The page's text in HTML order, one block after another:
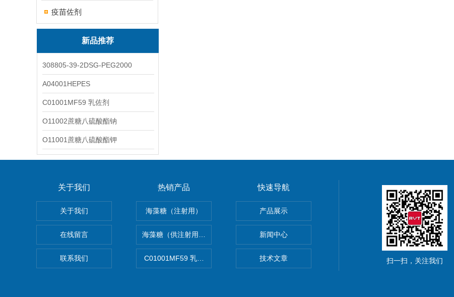
疫苗佐剂
新品推荐
308805-39-2DSG-PEG2000
A04001HEPES
C01001MF59 乳佐剂
O11002蔗糖八硫酸酯钠
O11001蔗糖八硫酸酯钾
关于我们
关于我们
在线留言
联系我们
热销产品
海藻糖（注射用）
海藻糖（供注射用）（无菌）
C01001MF59 乳佐剂
快速导航
产品展示
新闻中心
技术文章 扫一扫，关注我们